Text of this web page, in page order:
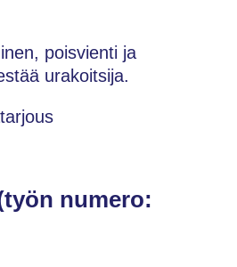
poisvienti ja
urakoitsija.
numero: